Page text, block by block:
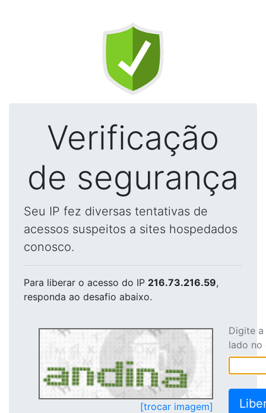
Verificação
de segurança
Seu IP fez diversas tentativas de
acessos suspeitos a sites hospedados
conosco.
Para liberar o acesso do IP 216.73.216.59,
responda ao desafio abaixo.
[trocar imagem]
Digite
lado no